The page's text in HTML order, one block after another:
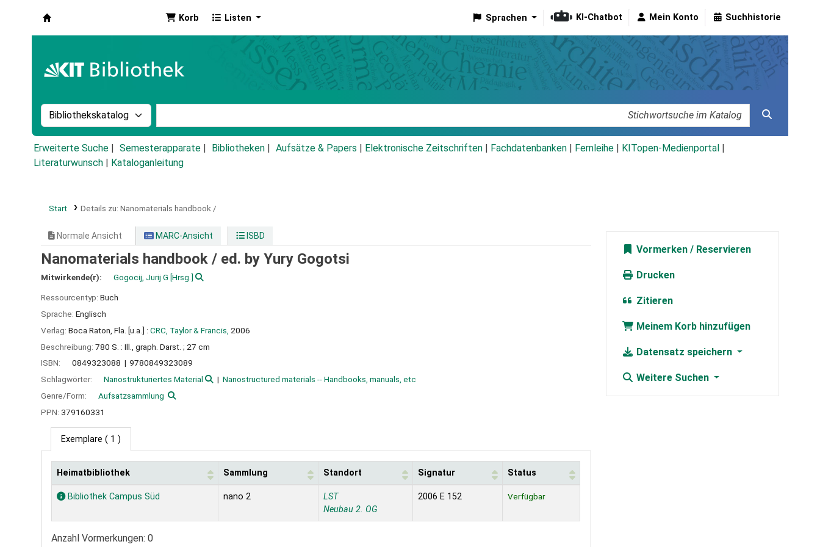
Korb Listen Sprachen KI-Chatbot Mein Konto Suchhistorie
Suche im Katalog nach:
Erweiterte Suche Semesterapparate Bibliotheken Aufsätze & Papers Elektronische Zeitschriften Fachdatenbanken Fernleihe KITopen-Medienportal
Literaturwunsch
Kataloganleitung
Start Details zu: Nanomaterials handbook /
Normale Ansicht MARC-Ansicht ISBD
Nanomaterials handbook / ed. by Yury Gogotsi
Mitwirkende(r): Gogocij, Jurij G [Hrsg.]
Ressourcentyp: Buch
Sprache: Englisch
Verlag: Boca Raton, Fla. [u.a.] : CRC, Taylor & Francis, 2006
Beschreibung: 780 S. : Ill., graph. Darst. ; 27 cm
ISBN:
0849323088
9780849323089
Schlagwörter:
Nanostrukturiertes Material
Nanostructured materials -- Handbooks, manuals, etc
Genre/Form:
Aufsatzsammlung
PPN: 379160331
Exemplare ( 1 )
Exemplare
Heimatbibliothek Sammlung Standort Signatur Status
Bibliothek Campus Süd nano 2
LST
Neubau 2. OG
2006 E 152 Verfügbar
Anzahl Vormerkungen: 0
Vormerken
Drucken
Zitieren
Meinem Korb hinzufügen
Datensatz speichern
Weitere Suchen